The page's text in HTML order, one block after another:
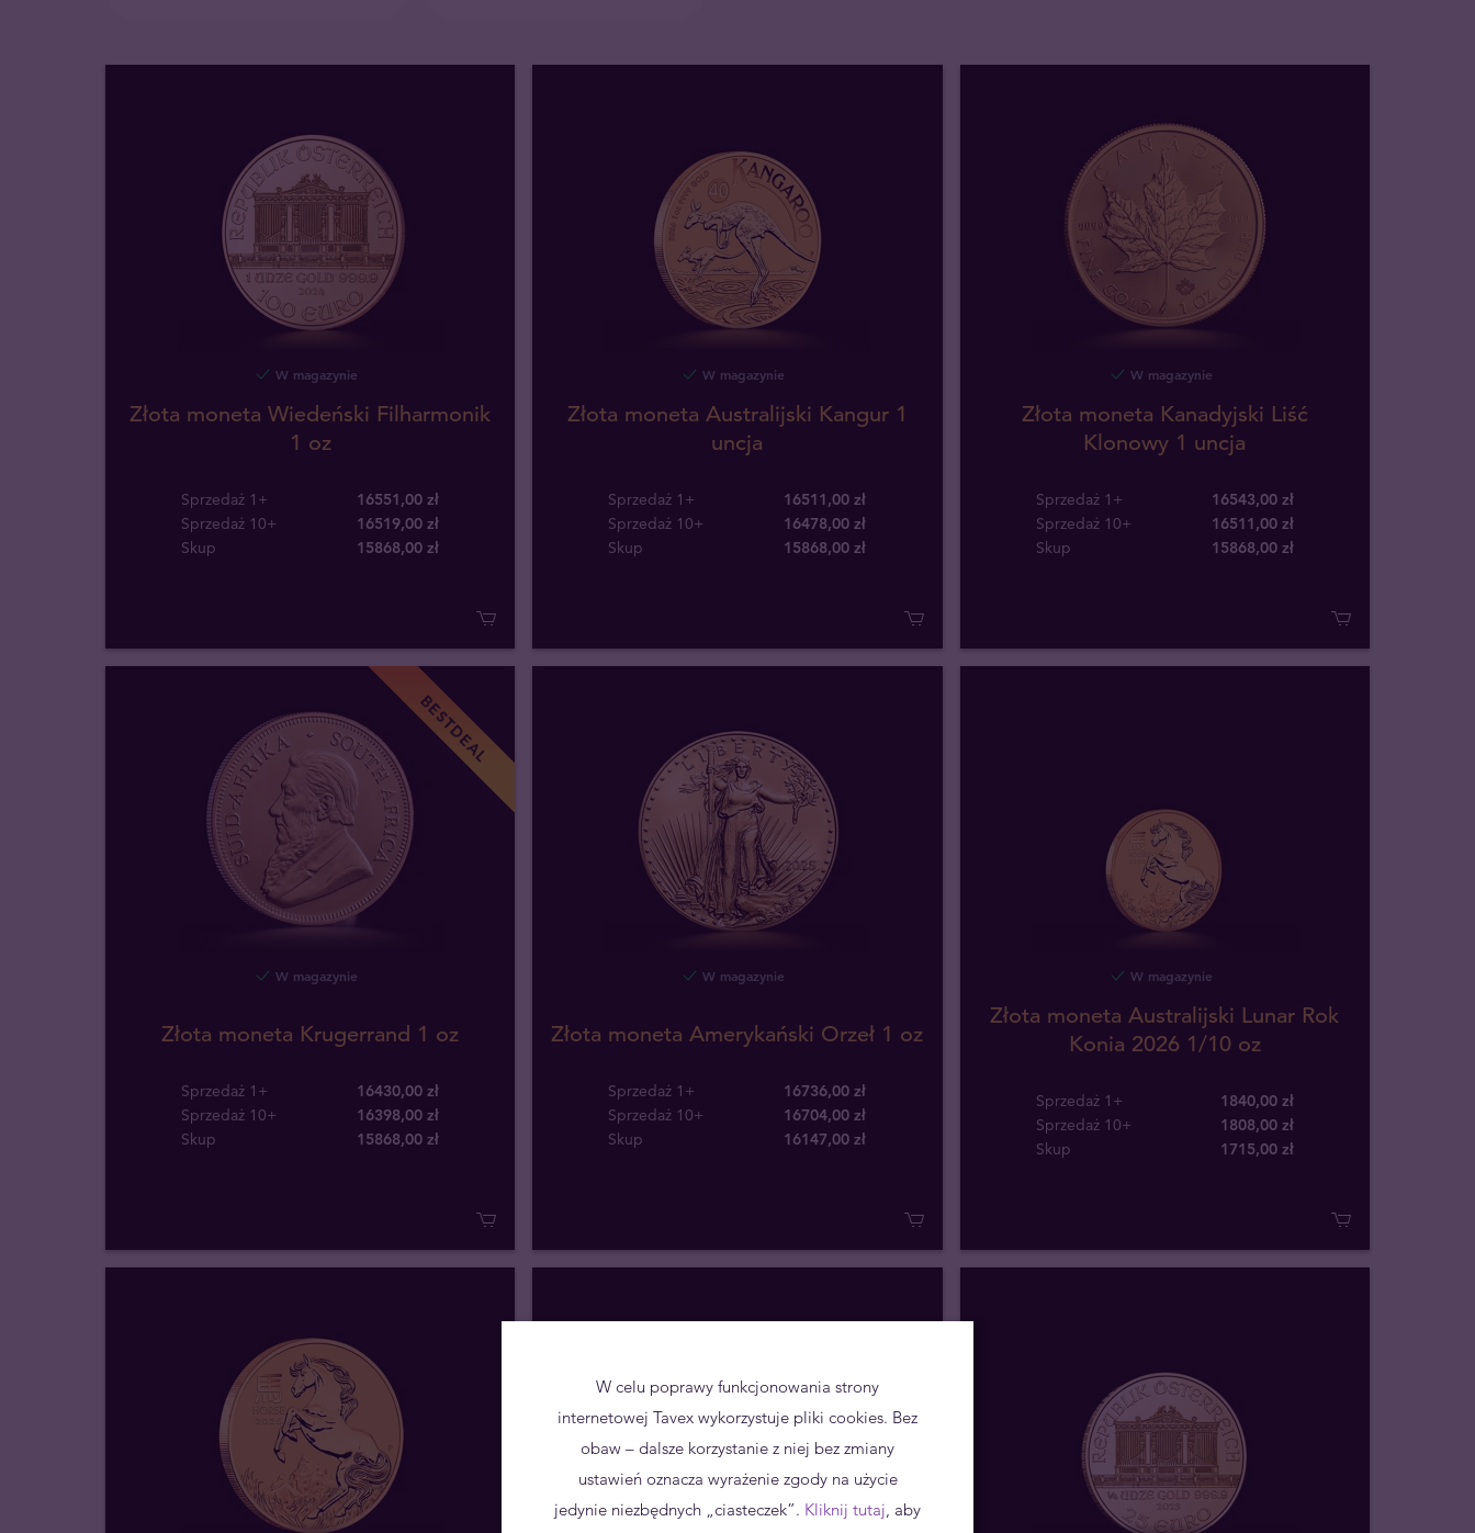
W magazynie
Złota moneta Wiedeński Filharmonik
1 oz
Sprzedaż 1+
16551,00 zł
Sprzedaż 10+
16519,00 zł
Skup
15868,00 zł
W magazynie
Złota moneta Australijski Kangur 1
uncja
Sprzedaż 1+
16511,00 zł
Sprzedaż 10+
16478,00 zł
Skup
15868,00 zł
W magazynie
Złota moneta Kanadyjski Liść
Klonowy 1 uncja
Sprzedaż 1+
16543,00 zł
Sprzedaż 10+
16511,00 zł
Skup
15868,00 zł
BESTDEAL
W magazynie
Złota moneta Krugerrand 1 oz
Sprzedaż 1+
16430,00 zł
Sprzedaż 10+
16398,00 zł
Skup
15868,00 zł
W magazynie
Złota moneta Amerykański Orzeł 1 oz
Sprzedaż 1+
16736,00 zł
Sprzedaż 10+
16704,00 zł
Skup
16147,00 zł
W magazynie
Złota moneta Australijski Lunar Rok
Konia 2026 1/10 oz
Sprzedaż 1+
1840,00 zł
Sprzedaż 10+
1808,00 zł
Skup
1715,00 zł
W celu poprawy funkcjonowania strony
internetowej Tavex wykorzystuje pliki cookies. Bez
obaw – dalsze korzystanie z niej bez zmiany
ustawień oznacza wyrażenie zgody na użycie
jedynie niezbędnych „ciasteczek”. Kliknij tutaj, aby